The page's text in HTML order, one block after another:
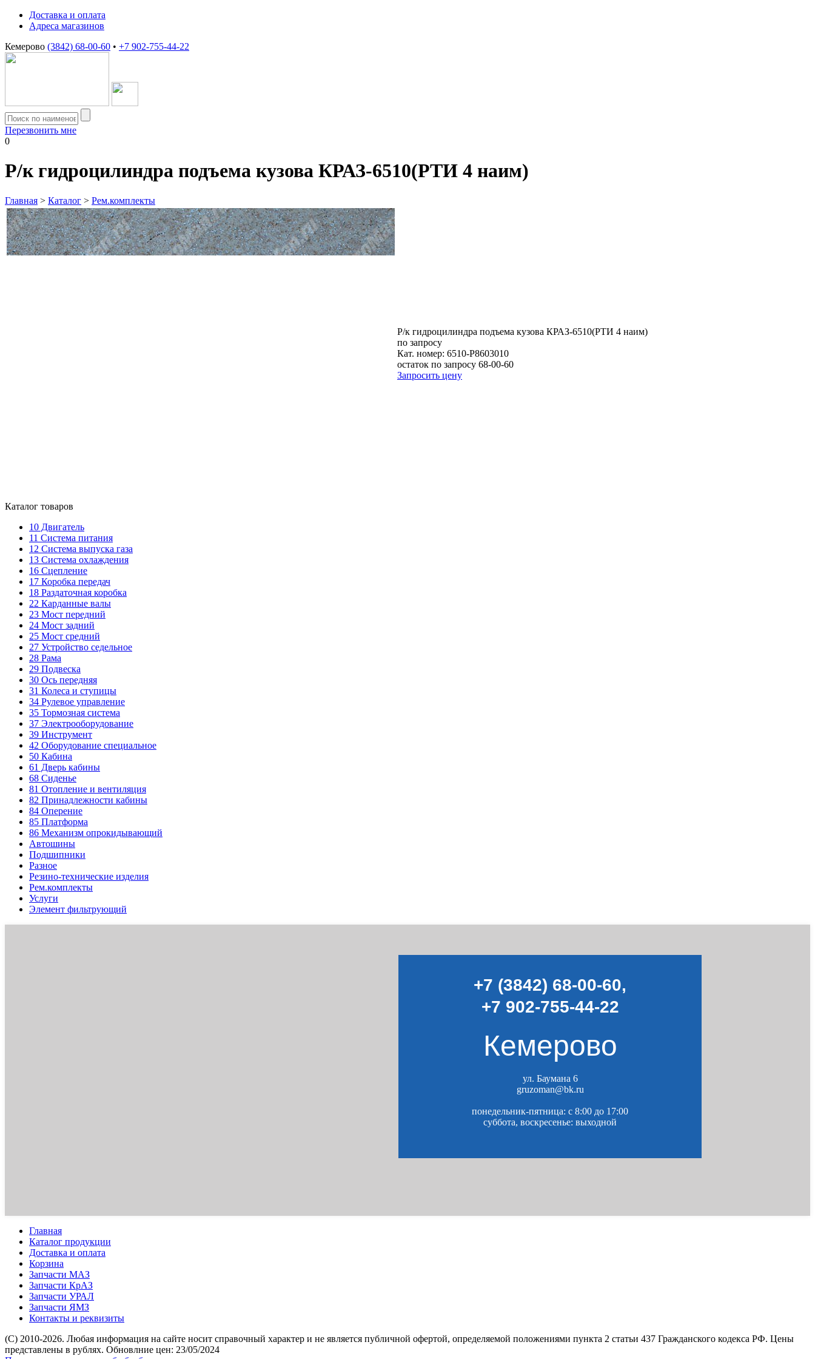
Доставка и оплата
Адреса магазинов
Кемерово (3842) 68-00-60 • +7 902-755-44-22
Перезвонить мне
0
Р/к гидроцилиндра подъема кузова КРАЗ-6510(РТИ 4 наим)
Главная > Каталог > Рем.комплекты
Р/к гидроцилиндра подъема кузова КРАЗ-6510(РТИ 4 наим)
по запросу
Кат. номер: 6510-Р8603010
остаток по запросу 68-00-60
Запросить цену
Каталог товаров
10 Двигатель
11 Система питания
12 Система выпуска газа
13 Система охлаждения
16 Сцепление
17 Коробка передач
18 Раздаточная коробка
22 Карданные валы
23 Мост передний
24 Мост задний
25 Мост средний
27 Устройство седельное
28 Рама
29 Подвеска
30 Ось передняя
31 Колеса и ступицы
34 Рулевое управление
35 Тормозная система
37 Электрооборудование
39 Инструмент
42 Оборудование специальное
50 Кабина
61 Дверь кабины
68 Сиденье
81 Отопление и вентиляция
82 Принадлежности кабины
84 Оперение
85 Платформа
86 Механизм опрокидывающий
Автошины
Подшипники
Разное
Резино-технические изделия
Рем.комплекты
Услуги
Элемент фильтрующий
+7 (3842) 68-00-60,
+7 902-755-44-22
Кемерово
ул. Баумана 6
gruzoman@bk.ru
понедельник-пятница: c 8:00 до 17:00
суббота, воскресенье: выходной
Главная
Каталог продукции
Доставка и оплата
Корзина
Запчасти МАЗ
Запчасти КрАЗ
Запчасти УРАЛ
Запчасти ЯМЗ
Контакты и реквизиты
(C) 2010-2026. Любая информация на сайте носит справочный характер и не является публичной офертой, определяемой положениями пункта 2 статьи 437 Гражданского кодекса РФ. Цены
представлены в рублях. Обновлние цен: 23/05/2024